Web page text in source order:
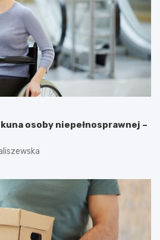
osoby niepełnosprawnej –